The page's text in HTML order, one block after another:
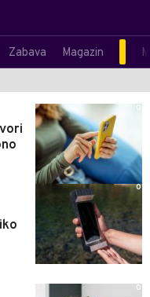
Zabava Magazin
0
0
0